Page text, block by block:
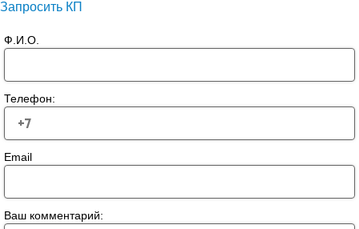
Запросить КП
Ф.И.О.
Телефон:
Email
Ваш комментарий: